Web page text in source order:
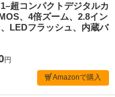
超コンパクトデジタルカ
、4倍ズーム、2.8イン
LEDフラッシュ、内蔵バ
円
Amazonで購入